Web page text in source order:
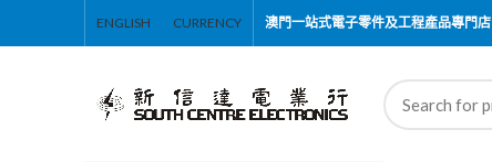
ENGLISH CURRENCY 澳門一站式電子零件及工程產品專門店